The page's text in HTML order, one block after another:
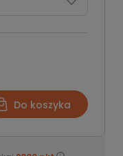
Do koszyka